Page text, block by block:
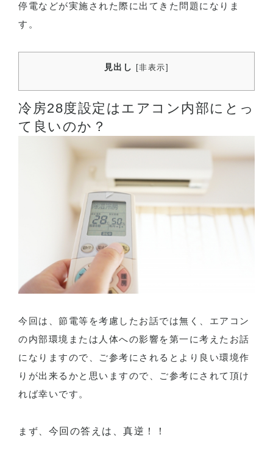
停電などが実施された際に出てきた問題になりま
す。
見出し [非表示]
冷房28度設定はエアコン内部にとっ
て良いのか？
今回は、節電等を考慮したお話では無く、エアコン
の内部環境または人体への影響を第一に考えたお話
になりますので、ご参考にされるとより良い環境作
りが出来るかと思いますので、ご参考にされて頂け
れば幸いです。
まず、 今回の答えは、真逆！！